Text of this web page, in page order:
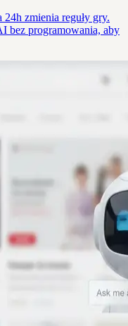
zmienia reguły gry.
bez programowania, aby